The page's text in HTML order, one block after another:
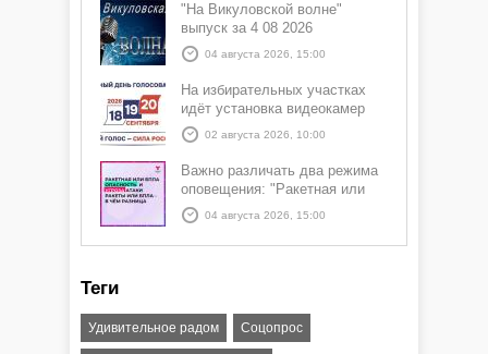
"На Викуловской волне"
выпуск за 4 08 2026
04 августа 2026, 15:00
На избирательных участках
идёт установка видеокамер
02 августа 2026, 10:00
Важно различать два режима
оповещения: "Ракетная или
БПЛА опасность" и "Угроза
атаки ракеты или БПЛА"
04 августа 2026, 15:00
Теги
Удивительное радом Соцопрос